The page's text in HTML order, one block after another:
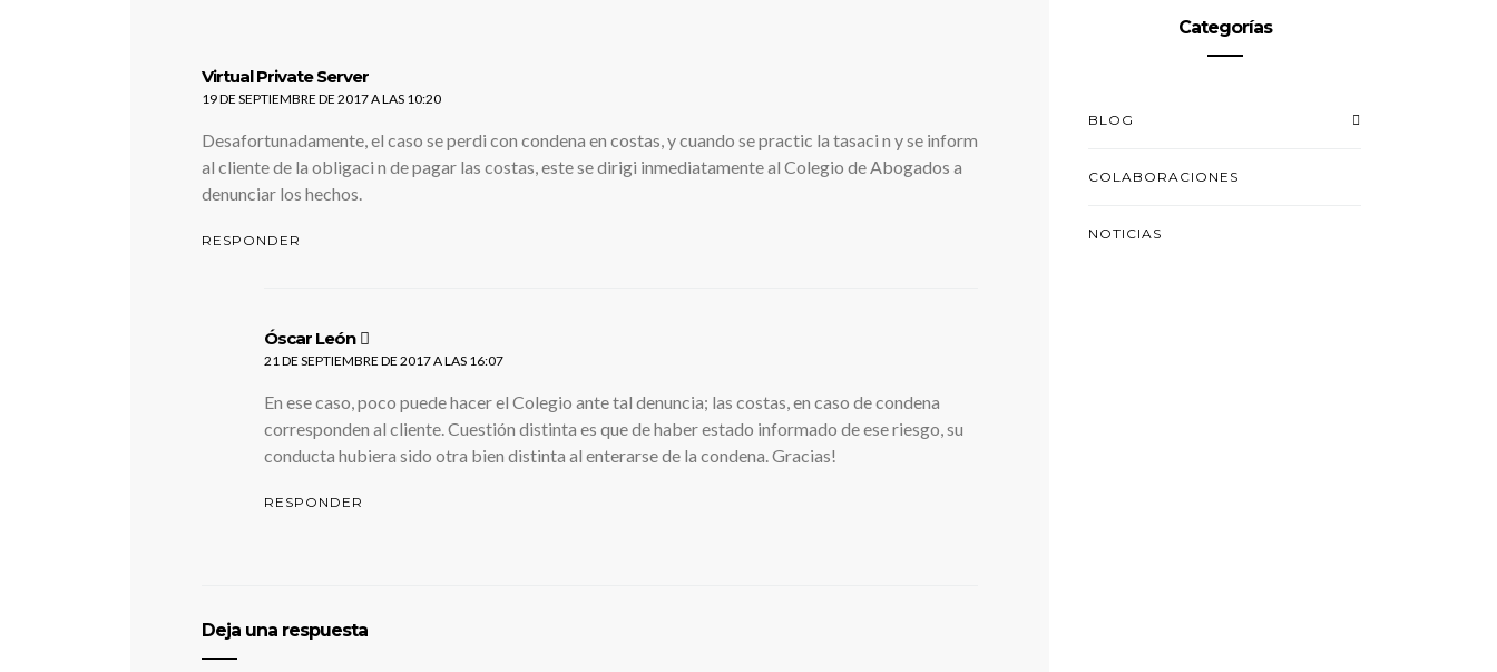
Virtual Private Server
19 DE SEPTIEMBRE DE 2017 A LAS 10:20
Desafortunadamente, el caso se perdi con condena en costas, y cuando se practic la tasaci n y se inform
al cliente de la obligaci n de pagar las costas, este se dirigi inmediatamente al Colegio de Abogados a
denunciar los hechos.
RESPONDER
Óscar León
21 DE SEPTIEMBRE DE 2017 A LAS 16:07
En ese caso, poco puede hacer el Colegio ante tal denuncia; las costas, en caso de condena
corresponden al cliente. Cuestión distinta es que de haber estado informado de ese riesgo, su
conducta hubiera sido otra bien distinta al enterarse de la condena. Gracias!
RESPONDER
Deja una respuesta
Categorías
BLOG
COLABORACIONES
NOTICIAS